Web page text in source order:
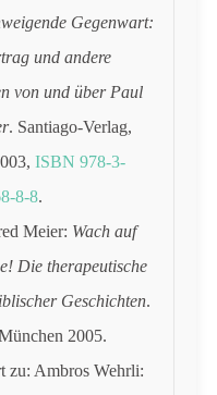
Gegenwart:
und andere
von und über Paul
. Santiago-Verlag,
ISBN 978-3-
8-8.
Meier: Wach auf
Die therapeutische
Geschichten.
2005.
zu: Ambros Wehrli: